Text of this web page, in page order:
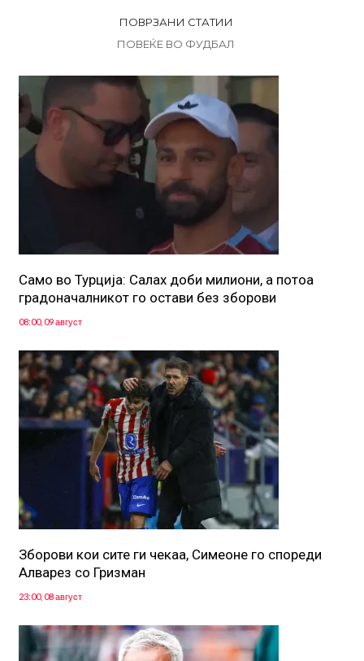
ПОВРЗАНИ СТАТИИ
ПОВЕЌЕ ВО ФУДБАЛ
Само во Турција: Салах доби милиони, а потоа
градоначалникот го остави без зборови
08:00, 09 август
Зборови кои сите ги чекаа, Симеоне го спореди
Алварез со Гризман
23:00, 08 август